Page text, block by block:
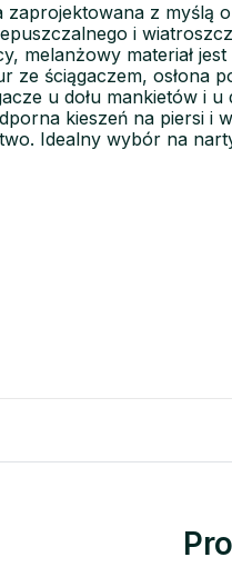
zaprojektowana z
i
melanżowy materiał
ze ściągaczem,
u dołu mankietów i
kieszeń na piersi i
Idealny wybór na